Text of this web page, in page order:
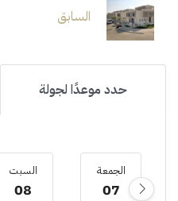
السابق
حدد موعدًا لجولة
الجمعة
07
السبت
08